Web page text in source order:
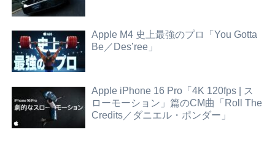
Apple M4 史上最強のプロ「You Gotta
Be／Des’ree」
Apple iPhone 16 Pro「4K 120fps | ス
ローモーション」篇のCM曲「Roll The
Credits／ダニエル・ポンダー」